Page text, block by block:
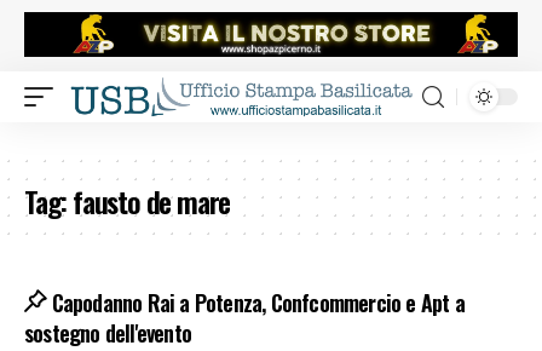
Tag:fausto de mare
Capodanno Rai a Potenza, Confcommercio e Apt a
sostegno dell'evento